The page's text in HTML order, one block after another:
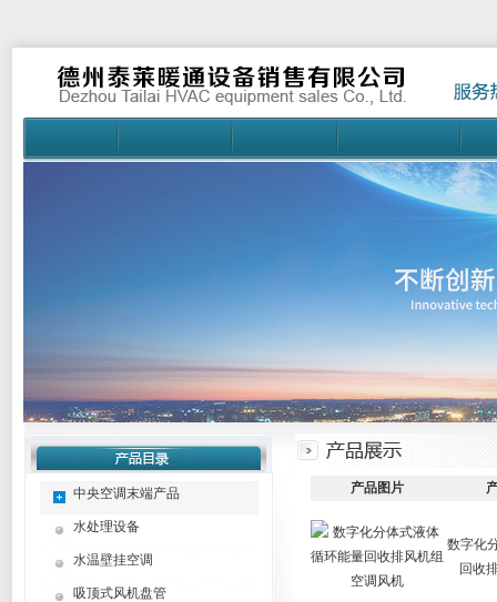
中央空调末端产品
水处理设备
水温壁挂空调
吸顶式风机盘管
产品图片
数字化
回收